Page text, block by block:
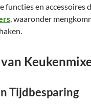
functies en accessoires
, waaronder
Tijdbesparing